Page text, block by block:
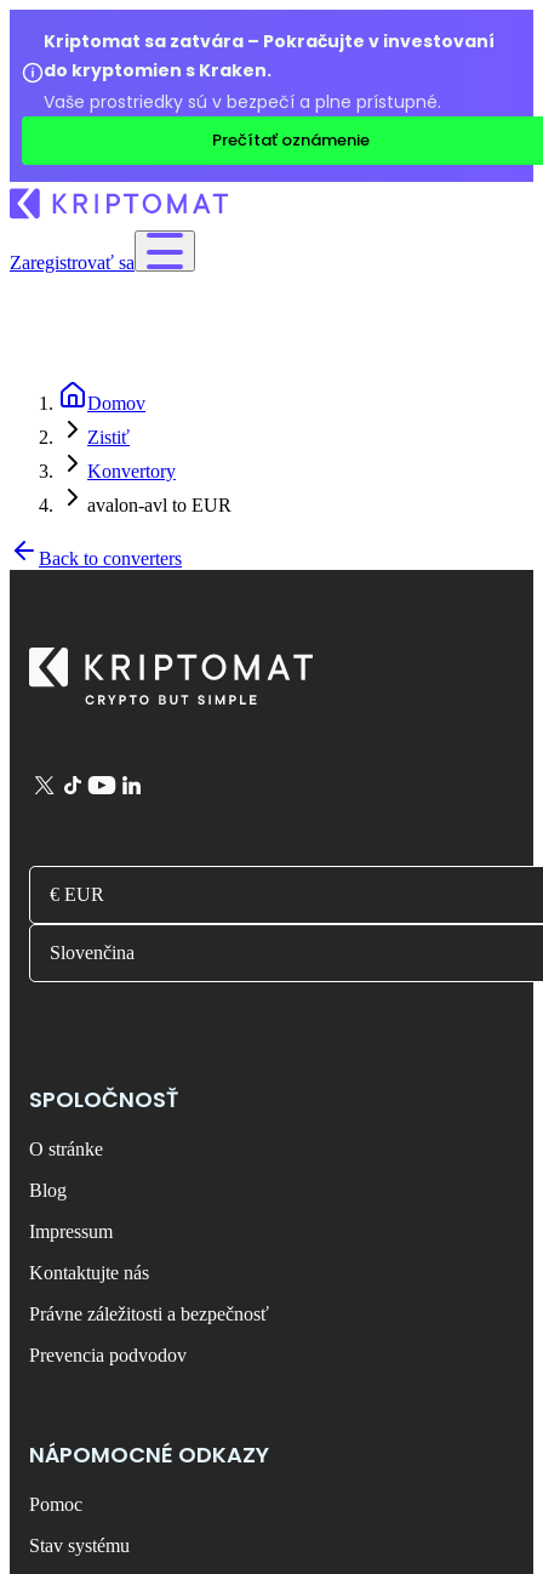
Kriptomat sa zatvára – Pokračujte v investovaní
do kryptomien s Kraken.
Vaše prostriedky sú v bezpečí a plne prístupné.
Prečítať oznámenie
Zaregistrovať sa
Domov
Zistiť
Konvertory
avalon-avl to EUR
Back to converters
€ EUR
Slovenčina
SPOLOČNOSŤ
O stránke
Blog
Impressum
Kontaktujte nás
Právne záležitosti a bezpečnosť
Prevencia podvodov
NÁPOMOCNÉ ODKAZY
Pomoc
Stav systému